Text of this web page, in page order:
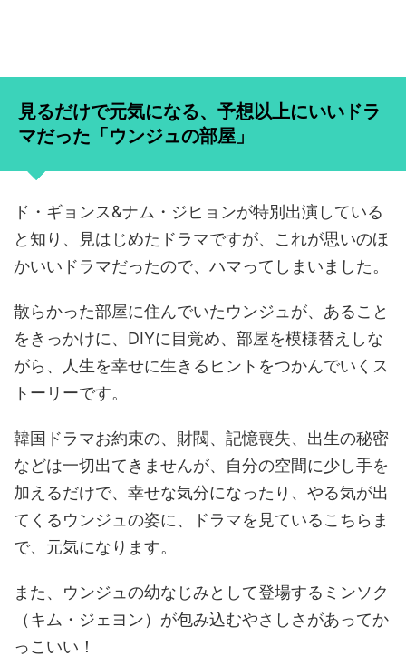
見るだけで元気になる、予想以上にいいドラ
マだった「ウンジュの部屋」
ド・ギョンス&ナム・ジヒョンが特別出演している
と知り、見はじめたドラマですが、これが思いのほ
かいいドラマだったので、ハマってしまいました。
散らかった部屋に住んでいたウンジュが、あること
をきっかけに、DIYに目覚め、部屋を模様替えしな
がら、人生を幸せに生きるヒントをつかんでいくス
トーリーです。
韓国ドラマお約束の、財閥、記憶喪失、出生の秘密
などは一切出てきませんが、自分の空間に少し手を
加えるだけで、幸せな気分になったり、やる気が出
てくるウンジュの姿に、ドラマを見ているこちらま
で、元気になります。
また、ウンジュの幼なじみとして登場するミンソク
（キム・ジェヨン）が包み込むやさしさがあってか
っこいい！